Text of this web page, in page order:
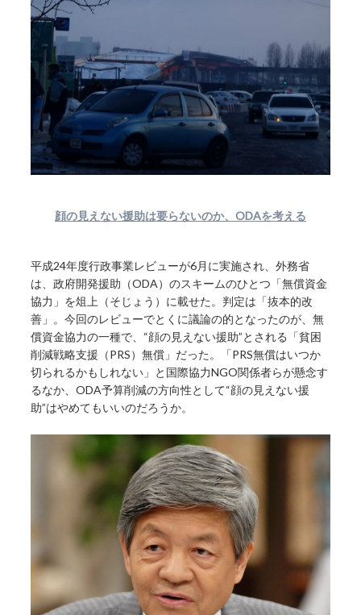
顔の見えない援助は要らないのか、ODAを考える
平成24年度行政事業レビューが6月に実施され、外務省
は、政府開発援助（ODA）のスキームのひとつ「無償資金
協力」を俎上（そじょう）に載せた。判定は「抜本的改
善」。今回のレビューでとくに議論の的となったのが、無
償資金協力の一種で、“顔の見えない援助”とされる「貧困
削減戦略支援（PRS）無償」だった。「PRS無償はいつか
切られるかもしれない」と国際協力NGO関係者らが懸念す
るなか、ODA予算削減の方向性として“顔の見えない援
助”はやめてもいいのだろうか。